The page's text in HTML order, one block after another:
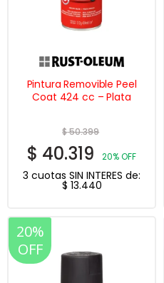
Pintura Removible Peel
Coat 424 cc – Plata
$50.399
$ 40.319 20% OFF
3 cuotas SIN INTERES de:
$ 13.440
20%
OFF